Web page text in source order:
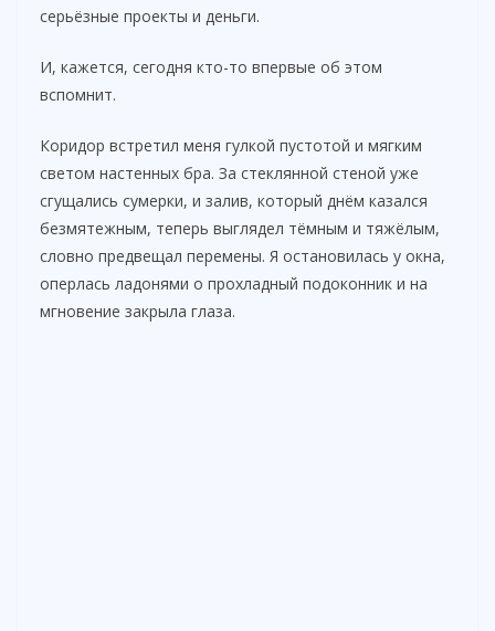
серьёзные проекты и деньги.
И, кажется, сегодня кто-то впервые об этом
вспомнит.
Коридор встретил меня гулкой пустотой и мягким
светом настенных бра. За стеклянной стеной уже
сгущались сумерки, и залив, который днём казался
безмятежным, теперь выглядел тёмным и тяжёлым,
словно предвещал перемены. Я остановилась у окна,
оперлась ладонями о прохладный подоконник и на
мгновение закрыла глаза.